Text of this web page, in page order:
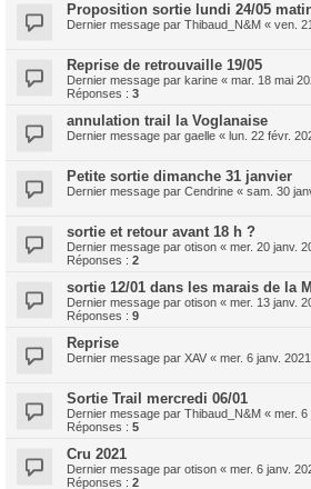
Proposition sortie lundi 24/05
Dernier message par Thibaud_N&M « ven.
Reprise de retrouvaille 19/05
Dernier message par karine « mar. 18 mai
Réponses : 3
annulation trail la Voglanaise
Dernier message par gaelle « lun. 22 févr.
Petite sortie dimanche 31 janvier
Dernier message par Cendrine « sam. 30
sortie et retour avant 18 h ?
Dernier message par otison « mer. 20 janv.
Réponses : 2
sortie 12/01 dans les marais de la
Dernier message par otison « mer. 13 janv.
Réponses : 9
Reprise
Dernier message par XAV « mer. 6 janv.
Sortie Trail mercredi 06/01
Dernier message par Thibaud_N&M « mer. 6
Réponses : 5
Cru 2021
Dernier message par otison « mer. 6 janv.
Réponses : 2